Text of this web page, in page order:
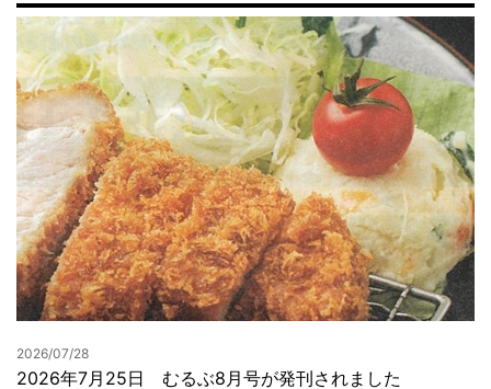
2026/07/28
2026年7月25日 むるぶ8月号が発刊されました